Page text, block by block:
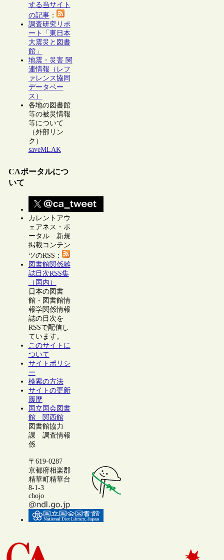
する当サイト
の記事：
調査研究リポ
ート「東日本
大震災と図書
館」
地震・災害 関
連情報（レフ
ァレンス協同
データベー
ス）
各地の図書館
等の被災情報
等について
（外部リン
ク）
saveMLAK
CAポータルにつ
いて
カレントアウ
ェアネス・ポ
ータル 新規
掲載コンテン
ツのRSS：
図書館関係雑
誌目次RSS集
（国内）
日本の図書
館・図書館情
報学関係情報
誌の目次を
RSSで配信し
ています。
このサイトに
ついて
サイトポリシ
ー
検索の方法
サイトの更新
履歴
国立国会図書
館 関西館
図書館協力
課 調査情報
係
〒619-0287
京都府相楽郡
精華町精華台
8-1-3
chojo